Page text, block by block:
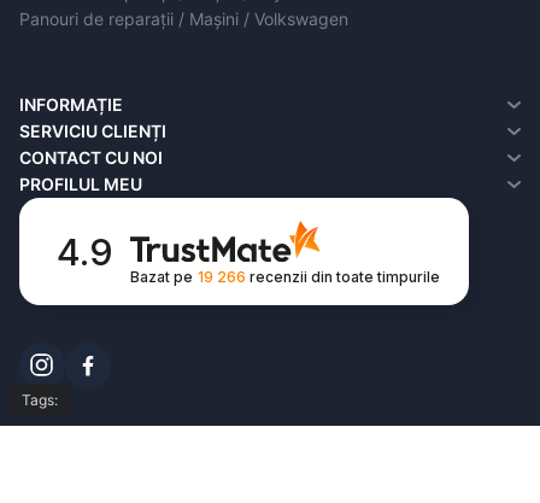
Panouri de reparații / Mașini / Volkswagen
INFORMAȚIE
Despre noi
Informații de livrare
Politica de confidențialitate
Termeni și condiții
SERVICIU CLIENȚI
contact cu noi
Reclamații
Harta site-ului
CONTACT CU NOI
PROFILUL MEU
Profilul meu
Istoric comenzi
Produsele dorite
Buletin informativ
4.9
Bazat pe 19 266 recenziidin toate timpurile
Tags: